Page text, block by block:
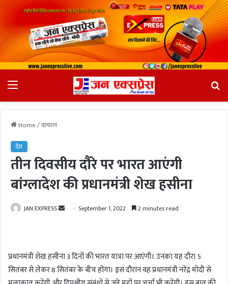
Home/वायरल
देश
तीन दिवसीय दौरे पर भारत आएंगी
बांग्लादेश की प्रधानमंत्री शेख हसीना
JAN EXPRESS
a
n
September 1, 2022 2 minutes read
प्रधानमंत्री शेख हसीना 3 दिनों की भारत यात्रा पर आएंगी। उनका यह दौरा 5
सितंबर से लेकर 8 सितंबर के बीच होगा। इस दौरान वह प्रधानमंत्री नरेंद्र मोदी से